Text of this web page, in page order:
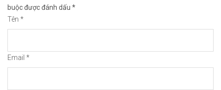
Có thể nạp tiền Euro/
buộc được đánh dấu *
Tên *
Email *